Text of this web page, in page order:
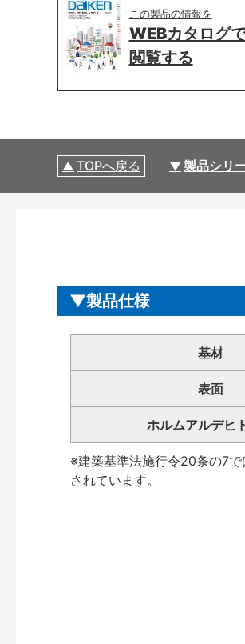
この製品の情報を
WEBカタログ
閲覧する
TOPへ戻る 製品シリ
製品仕様
基材
表面
ホルムアルデヒ
※建築基準法施行令20条の7
されています。